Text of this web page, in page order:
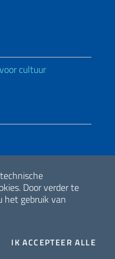
Door verder te
het gebruik van
IK ACCEPTEER ALLE
cultuur
di accessibilità